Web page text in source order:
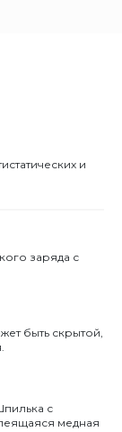
и
заряда с
быть скрытой,
с
медная